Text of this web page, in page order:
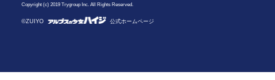
Copyright (c) 2019 Trygroup Inc. All Rights Reserved.
©ZUIYO 公式ホームページ